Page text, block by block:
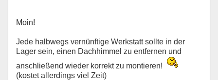
Moin!
Jede halbwegs vernünftige Werkstatt sollte in der
Lager sein, einen Dachhimmel zu entfernen und
anschließend wieder korrekt zu montieren!
(kostet allerdings viel Zeit)